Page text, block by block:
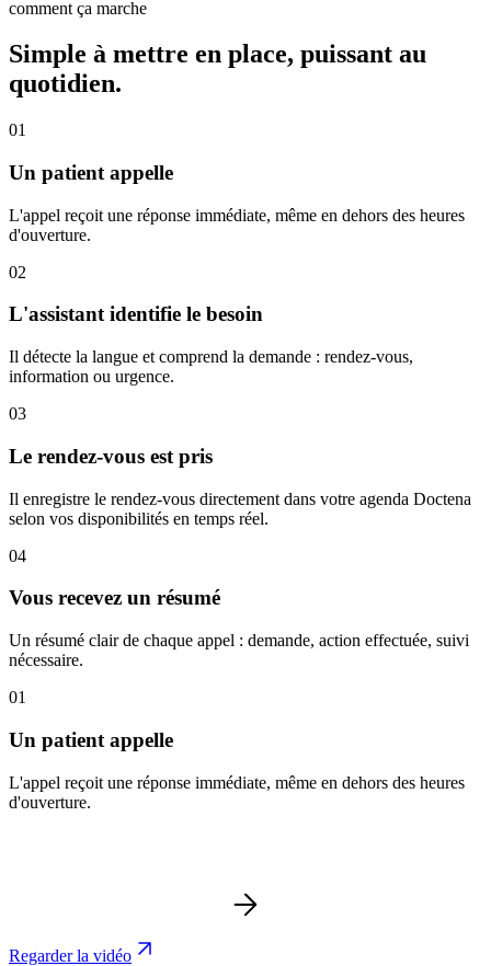
comment ça marche
Simple à mettre en place, puissant au
quotidien.
01
Un patient appelle
L'appel reçoit une réponse immédiate, même en dehors des heures
d'ouverture.
02
L'assistant identifie le besoin
Il détecte la langue et comprend la demande : rendez-vous,
information ou urgence.
03
Le rendez-vous est pris
Il enregistre le rendez-vous directement dans votre agenda Doctena
selon vos disponibilités en temps réel.
04
Vous recevez un résumé
Un résumé clair de chaque appel : demande, action effectuée, suivi
nécessaire.
01
Un patient appelle
L'appel reçoit une réponse immédiate, même en dehors des heures
d'ouverture.
Regarder la vidéo